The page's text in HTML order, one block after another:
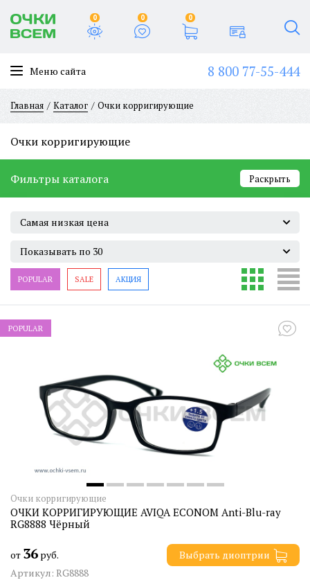
0 0 0
Меню сайта 8 800 77-55-444
Главная Каталог Очки корригирующие
Очки корригирующие
Фильтры каталога Раскрыть
POPULAR SALE АКЦИЯ
Самая низкая цена
Показывать по 30
POPULAR
Очки корригирующие
ОЧКИ КОРРИГИРУЮЩИЕ AVIQA ECONOM Anti-Blu-ray
RG8888 Чёрный
от 36 руб.
Выбрать диоптрии
Артикул: RG8888